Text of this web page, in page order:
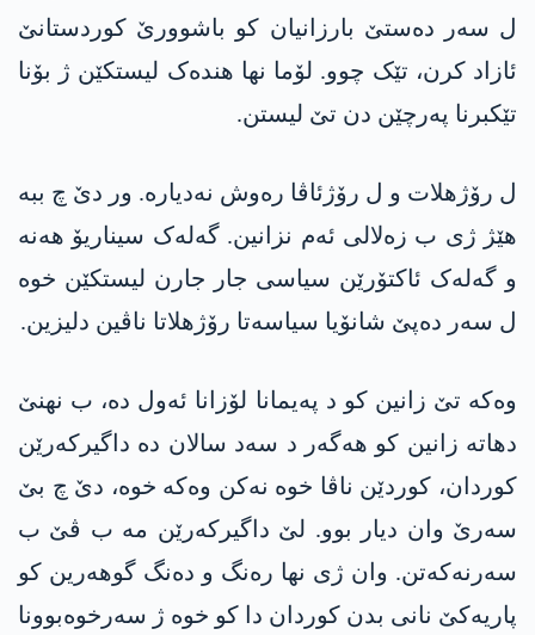
ل سەر دەستێ بارزانیان کو باشوورێ کوردستانێ
ئازاد کرن، تێک چوو. لۆما نھا ھندەک لیستکێن ژ بۆنا
تێکبرنا پەرچێن دن تێ لیستن.
ل رۆژھلات و ل رۆژئاڤا رەوش نەدیارە. ور دێ چ ببە
ھێژ ژی ب زەلالی ئەم نزانین. گەلەک سیناریۆ ھەنە
و گەلەک ئاکتۆرێن سیاسی جار جارن لیستکێن خوە
ل سەر دەپێ شانۆیا سیاسەتا رۆژھلاتا ناڤین دلیزین.
وەکە تێ زانین کو د پەیمانا لۆزانا ئەول دە، ب نھنێ
دھاتە زانین کو ھەگەر د سەد سالان دە داگیرکەرێن
کوردان، کوردێن ناڤا خوە نەکن وەکە خوە، دێ چ بێ
سەرێ وان دیار بوو. لێ داگیرکەرێن مە ب ڤێ ب
سەرنەکەتن. وان ژی نھا رەنگ و دەنگ گوھەرین کو
پاریەکێ نانی بدن کوردان دا کو خوە ژ سەرخوەبوونا